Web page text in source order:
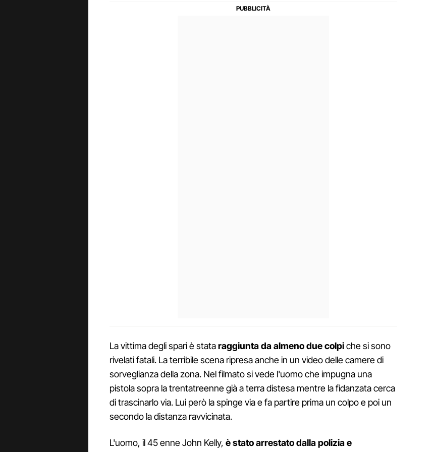
La vittima degli spari è stataraggiunta da almeno due colpiche si sono
rivelati fatali. La terribile scena ripresa anche in un video delle camere di
sorveglianza della zona. Nel filmato si vede l'uomo che impugna una
pistola sopra la trentatreenne già a terra distesa mentre la fidanzata cerca
di trascinarlo via. Lui però la spinge via e fa partire prima un colpo e poi un
secondo la distanza ravvicinata.
L'uomo, il 45 enne John Kelly, è stato arrestato dalla polizia e